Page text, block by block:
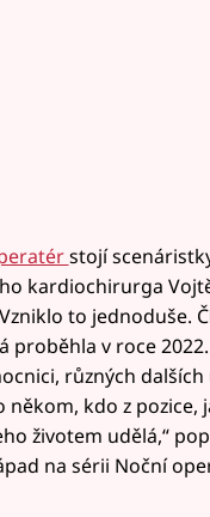
stojí
kardiochirurga
to jednoduše.
proběhla v roce
různých
někom, kdo z
životem udělá,“
na sérii Noční